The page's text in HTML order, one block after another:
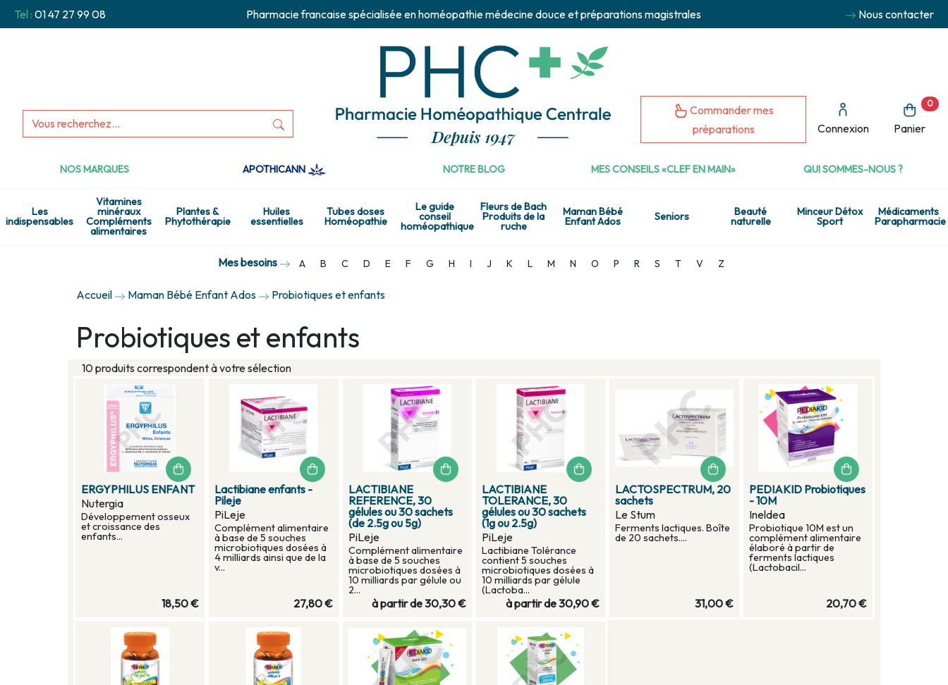
Tel : 01 47 27 99 08 Pharmacie francaise spécialisée en homéopathie médecine douce et préparations magistrales Nous contacter
Commander mes
préparations
Connexion Panier
0
NOS MARQUES APOTHICANN NOTRE BLOG MES CONSEILS «CLEF EN MAIN» QUI SOMMES-NOUS ?
Les
indispensables
Vitamines
minéraux
Compléments
alimentaires
Plantes &
Phytothérapie
Huiles
essentielles
Tubes doses
Homéopathie
Le guide
conseil
homéopathique
Fleurs de Bach
Produits de la
ruche
Maman Bébé
Enfant Ados Seniors Beauté
naturelle
Minceur Détox
Sport
Médicaments
Parapharmacie
Mes besoins A B C D E F G H I J K L M N O P R S T V Z
Accueil Maman Bébé Enfant Ados Probiotiques et enfants
Probiotiques et enfants
10 produits correspondent à votre sélection
ERGYPHILUS ENFANT
Nutergia
Développement osseux
et croissance des
enfants...
18,50 €
Lactibiane enfants -
Pileje
PiLeje
Complément alimentaire
à base de 5 souches
microbiotiques dosées à
4 milliards ainsi que de la
v...
27,80 €
LACTIBIANE
REFERENCE, 30
gélules ou 30 sachets
(de 2.5g ou 5g)
PiLeje
Complément alimentaire
à base de 5 souches
microbiotiques dosées à
10 milliards par gélule ou
2...
à partir de30,30 €
LACTIBIANE
TOLERANCE, 30
gélules ou 30 sachets
(1g ou 2.5g)
PiLeje
Lactibiane Tolérance
contient 5 souches
microbiotiques dosées à
10 milliards par gélule
(Lactoba...
à partir de30,90 €
LACTOSPECTRUM, 20
sachets
Le Stum
Ferments lactiques. Boîte
de 20 sachets....
31,00 €
PEDIAKID Probiotiques
- 10M
Ineldea
Probiotique 10M est un
complément alimentaire
élaboré à partir de
ferments lactiques
(Lactobacil...
20,70 €